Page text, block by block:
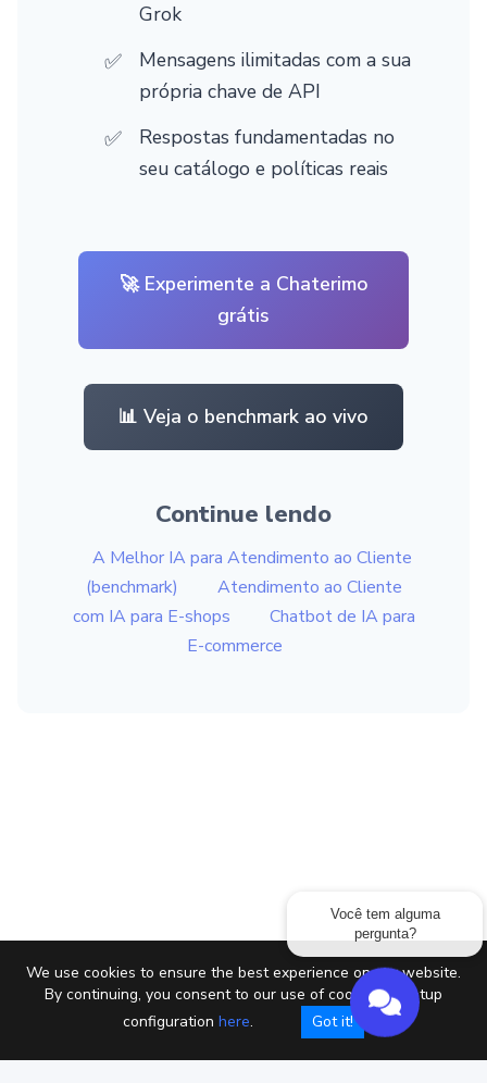
We use cookies to ensure the best experience on our website.
By continuing, you consent to our use of cookies or setup
configuration here. Got it!
Grok
Mensagens ilimitadas com a sua
própria chave de API
Respostas fundamentadas no
seu catálogo e políticas reais
🚀 Experimente a Chaterimo
grátis
📊 Veja o benchmark ao vivo
Continue lendo
A Melhor IA para Atendimento ao Cliente
(benchmark)
Atendimento ao Cliente
com IA para E-shops
Chatbot de IA para
E-commerce
Você tem alguma
pergunta?